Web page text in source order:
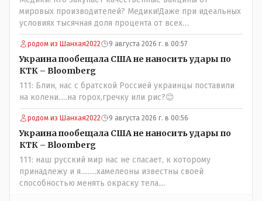
мировых производителей? Медики!Даже при идеальных
условиях тысячная доля процента от всех
вакцинированных может иметь плохие последствия от
прививки. Бумага нужна как защита от дол.....бов не
дружащих с школьными курсами предметов, в
частности биологии и математики. Vlad Kostanai: Поэтому
люди и отказываются и я в том числе своих не
прививал.Лично я вам и тем другим людям благодарен.
Добровольные действия направленные на сокращение
частотности появления в популяции соответствующих
комбинаций генов заслуживают благодарности. Мы и
без того основательно загубили нормальный
естественный отбор.
родом из Шанхая2022 9 августа 2026 г. в 00:57
Украина пообещала США не наносить удары по
КТК – Bloomberg
111: Блин, нас с братской Россией украинцы поставили
на колени.....на горох,гречку или рис?😊
родом из Шанхая2022 9 августа 2026 г. в 00:56
Украина пообещала США не наносить удары по
КТК – Bloomberg
111: наш русский мир нас не спасает, к которому
принадлежу и я.........хамелеоны известны своей
способностью менять окраску тела....